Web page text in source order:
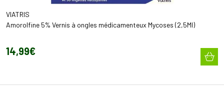
VIATRIS
Amorolfine 5% Vernis à ongles médicamenteux Mycoses (2,5Ml)
14,99€